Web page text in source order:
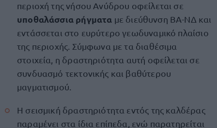
περιοχή της νήσου Ανύδρου οφείλεται σε
υποθαλάσσια ρήγματα με διεύθυνση ΒΑ-ΝΔ και
εντάσσεται στο ευρύτερο γεωδυναμικό πλαίσιο
της περιοχής. Σύμφωνα με τα διαθέσιμα
στοιχεία, η δραστηριότητα αυτή οφείλεται σε
συνδυασμό τεκτονικής και βαθύτερου
μαγματισμού.
Η σεισμική δραστηριότητα εντός της καλδέρας
παραμένει στα ίδια επίπεδα, ενώ παρατηρείται